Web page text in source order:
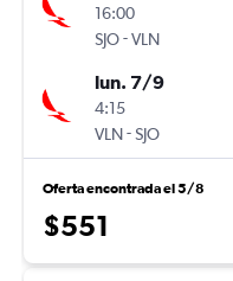
16:00
SJO-VLN
lun. 7/9
4:15
VLN-SJO
Oferta encontrada el 5/8
$551